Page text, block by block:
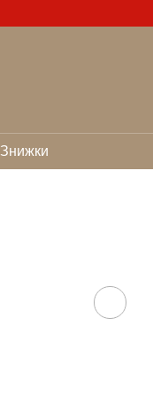
Знижки